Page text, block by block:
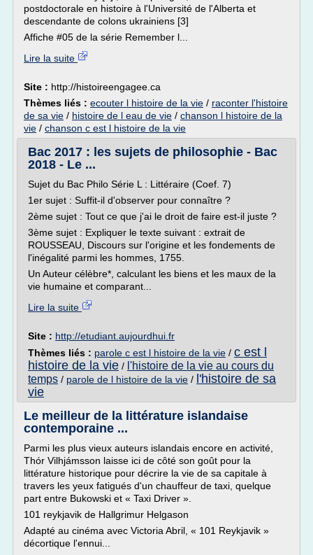
postdoctorale en histoire à l'Université de l'Alberta et
descendante de colons ukrainiens [3]
Affiche #05 de la série Remember l...
Lire la suite
Site : http://histoireengagee.ca
Thèmes liés : ecouter l histoire de la vie / raconter l'histoire
de sa vie / histoire de l eau de vie / chanson l histoire de la
vie / chanson c est l histoire de la vie
Bac 2017 : les sujets de philosophie - Bac
2018 - Le ...
Sujet du Bac Philo Série L : Littéraire (Coef. 7)
1er sujet : Suffit-il d'observer pour connaître ?
2ème sujet : Tout ce que j'ai le droit de faire est-il juste ?
3ème sujet : Expliquer le texte suivant : extrait de
ROUSSEAU, Discours sur l'origine et les fondements de
l'inégalité parmi les hommes, 1755.
Un Auteur célèbre*, calculant les biens et les maux de la
vie humaine et comparant...
Lire la suite
Site : http://etudiant.aujourdhui.fr
Thèmes liés : parole c est l histoire de la vie / c est l
histoire de la vie / l'histoire de la vie au cours du
temps / parole de l histoire de la vie / l'histoire de sa
vie
Le meilleur de la littérature islandaise
contemporaine ...
Parmi les plus vieux auteurs islandais encore en activité,
Thór Vilhjámsson laisse ici de côté son goût pour la
littérature historique pour décrire la vie de sa capitale à
travers les yeux fatigués d'un chauffeur de taxi, quelque
part entre Bukowski et « Taxi Driver ».
101 reykjavik de Hallgrimur Helgason
Adapté au cinéma avec Victoria Abril, « 101 Reykjavik »
décortique l'ennui...